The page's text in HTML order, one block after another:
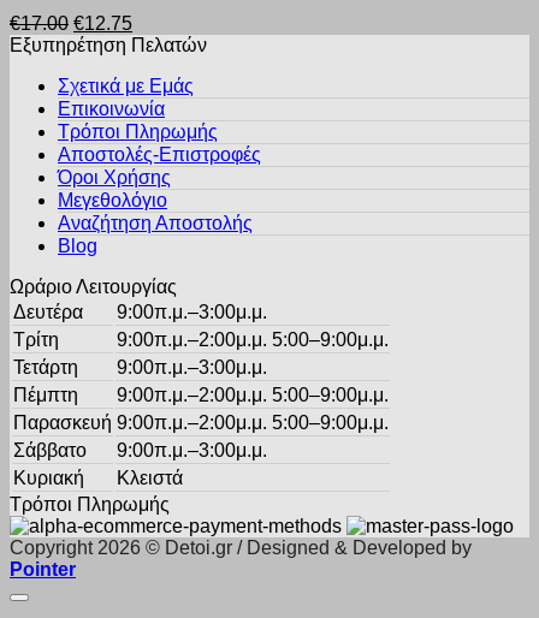
στη
σελίδα
προϊόντος
έχει
πολλαπλές
επιλογές
μπορούν
επιλεγούν
σελίδα
€17.00 Original
price
€17.00.
€12.75Η
τρέχουσα
είναι:
€12.75.
Εξυπηρέτηση Πελατών
Σχετικά με Εμάς
Επικοινωνία
Τρόποι Πληρωμής
Αποστολές-Επιστροφές
Όροι Χρήσης
Μεγεθολόγιο
Αναζήτηση Αποστολής
Blog
Ωράριο Λειτουργίας
Δευτέρα
9:00π.μ.–3:00μ.μ.
Τρίτη
9:00π.μ.–2:00μ.μ. 5:00–9:00μ.μ.
Τετάρτη
9:00π.μ.–3:00μ.μ.
Πέμπτη
9:00π.μ.–2:00μ.μ. 5:00–9:00μ.μ.
Παρασκευή 9:00π.μ.–2:00μ.μ. 5:00–9:00μ.μ.
Σάββατο
9:00π.μ.–3:00μ.μ.
Κυριακή
Κλειστά
Τρόποι Πληρωμής
Copyright 2026 © Detoi.gr / Designed & Developed by
Pointer